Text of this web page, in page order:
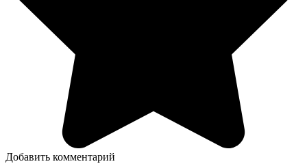
Добавить комментарий